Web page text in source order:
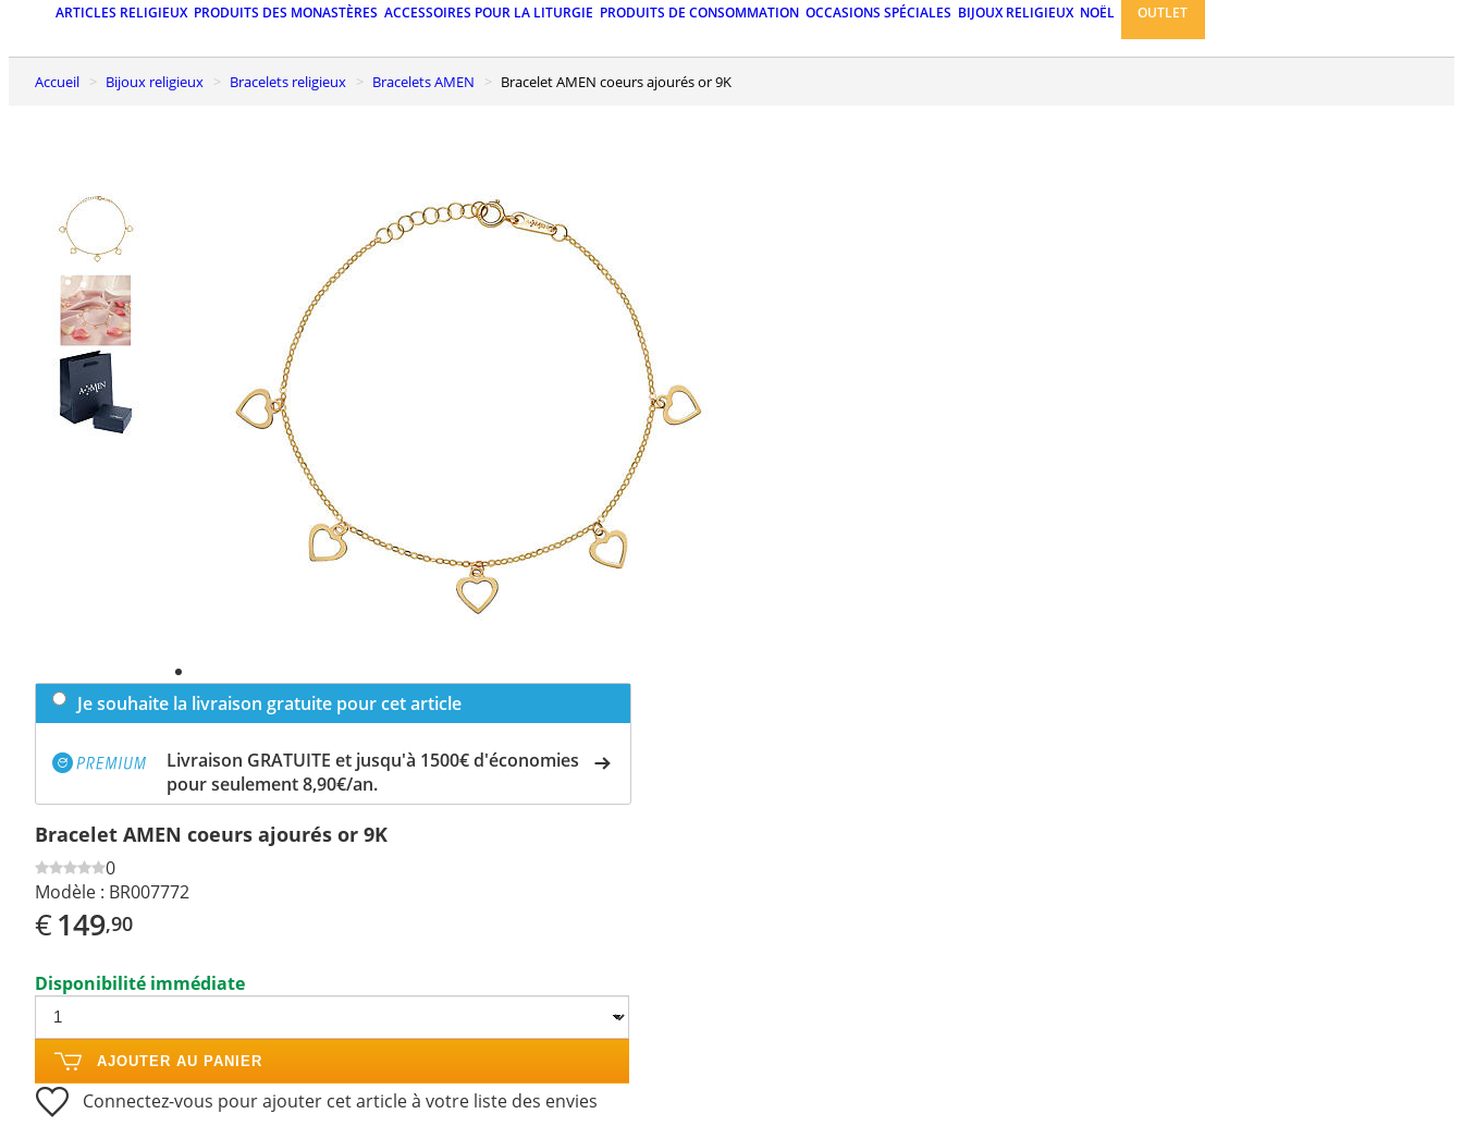
ARTICLES RELIGIEUX PRODUITS DES MONASTÈRES ACCESSOIRES POUR LA LITURGIE PRODUITS DE CONSOMMATION OCCASIONS SPÉCIALES BIJOUX RELIGIEUX NOËL OUTLET
Accueil Bijoux religieux Bracelets religieux Bracelets AMEN Bracelet AMEN coeurs ajourés or 9K
Je souhaite la livraison gratuite pour cet article
Livraison GRATUITE et jusqu'à 1500€ d'économies
pour seulement 8,90€/an.
Bracelet AMEN coeurs ajourés or 9K
0
Modèle : BR007772
€149,90
Disponibilité immédiate
AJOUTER AU PANIER
Connectez-vous pour ajouter cet article à votre liste des envies